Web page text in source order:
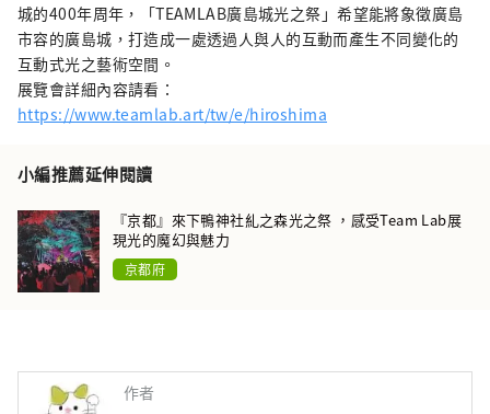
城的400年周年，「TEAMLAB廣島城光之祭」希望能將象徵廣島
市容的廣島城，打造成一處透過人與人的互動而產生不同變化的
互動式光之藝術空間。
展覽會詳細內容請看：
https://www.teamlab.art/tw/e/hiroshima
小編推薦延伸閱讀
『京都』來下鴨神社糺之森光之祭 ，感受Team Lab展
現光的魔幻與魅力
京都府
作者